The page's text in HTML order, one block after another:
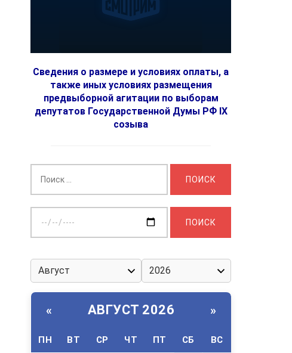
Сведения о размере и условиях оплаты, а
также иных условиях размещения
предвыборной агитации по выборам
депутатов Государственной Думы РФ IX
созыва
дату:
« АВГУСТ 2026 »
ПН ВТ СР ЧТ ПТ СБ ВС